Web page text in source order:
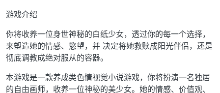
游戏介绍
你将收养⼀位⾝世神秘的⽩纸少⼥，透过你的每⼀个选择，
来塑造她的情感、慾望，并 决定将她救赎成阳光伴侣，还是
彻底调教成绝对服从的容器。
本游戏是⼀款养成类⾊情视觉⼩说游戏，你将扮演⼀名独居
的⾃由画师，收养⼀位神秘的美少⼥。她的情感、价值观、